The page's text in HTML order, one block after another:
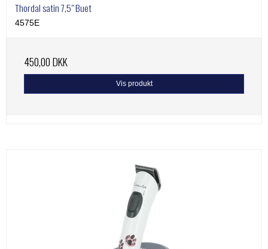
Thordal satin 7,5" Buet
4575E
450,00 DKK
Vis produkt